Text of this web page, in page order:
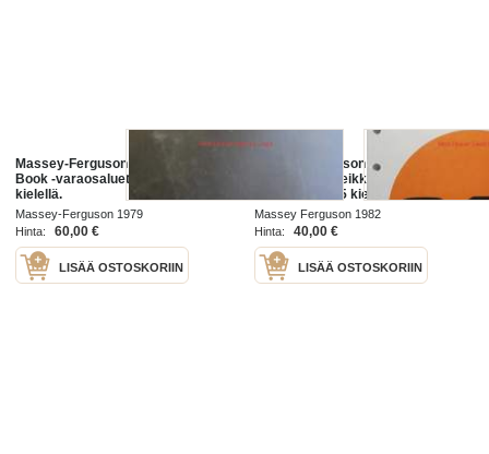
Massey-Ferguson MF 595 Parts
Book -varaosaluettelo 4:llä eri
kielellä.
Massey-Ferguson 1979
Hinta:
60,00 €
LISÄÄ OSTOSKORIIN
Massey Ferguson 240 Combine
Parts book - Leikkuupuimurin
varaosakirja, 5 kielen versio
Massey Ferguson 1982
Hinta:
40,00 €
LISÄÄ OSTOSKORIIN